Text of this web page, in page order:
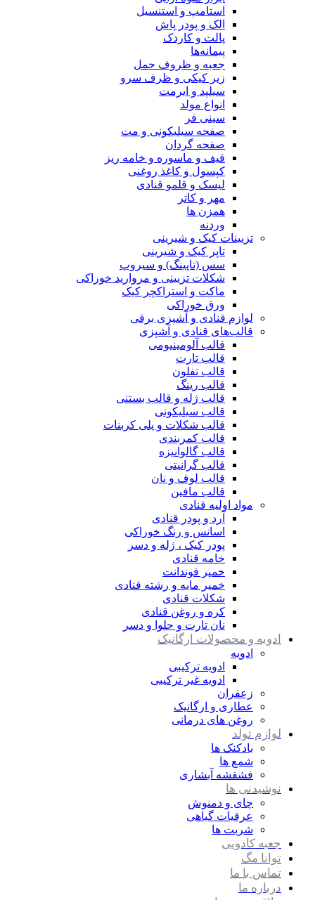
استامپ و استنسیل
الک و پودر پاش
پالت و کاردک
پیمانه‌ها
جعبه و ظروف حمل
زیر کیکی و ظرف سرو
سیلپد و ایرمت
انواع مولد
سینی فر
صفحه سیلیکونی و مت
صفحه گردان
قیف و ماسوره و خامه ریز
کپسول و کاغذ روغنی
لیسک و قلمو قنادی
مهر و کاتر
همزن ها
وردنه
تزیینات کیک و شیرینی
تاپر کیک و شیرینی
سس (تاپینگ) و سیروپ
شکلات تزیینی و مروارید خوراکی
ماکت و استراکچر کیک
ورق خوراکی
لوازم قنادی و آشپزی برقی
قالب‌های قنادی و آشپزی
قالب آلومینیومی
قالب تارت
قالب تفلون
قالب رینگ
قالب ژله و قالب بستنی
قالب سیلیکونی
قالب شکلات و پلی کربنات
قالب کمربندی
قالب گالوانیزه
قالب گرانیتی
قالب لوف و نان
قالب مافین
مواد اولیه قنادی
آرد و پودر قنادی
اسانس و رنگ خوراکی
پودر کیک ، ژله و دسر
خامه قنادی
خمیر فوندانت
خمیر مایه و رشته قنادی
شکلات قنادی
کره و روغن قنادی
نان تارت و حلوا و دسر
ادویه و محصولات ارگانیک
ادویه
ادویه ترکیبی
ادویه غیر ترکیبی
زعفران
عطاری و ارگانیک
روغن های درمانی
لوازم تولد
بادکنک ها
شمع ها
فشفشه آبشاری
نوشیدنی ها
چای و دمنوش
عرقیات گیاهی
شربت ها
جعبه کادویی
توانا مگ
تماس با ما
درباره ما